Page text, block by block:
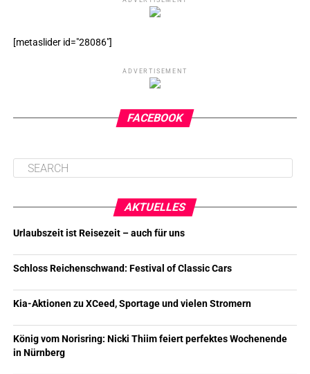
[metaslider id="28086"]
ADVERTISEMENT
FACEBOOK
AKTUELLES
Urlaubszeit ist Reisezeit – auch für uns
Schloss Reichenschwand: Festival of Classic Cars
Kia-Aktionen zu XCeed, Sportage und vielen Stromern
König vom Norisring: Nicki Thiim feiert perfektes Wochenende
in Nürnberg